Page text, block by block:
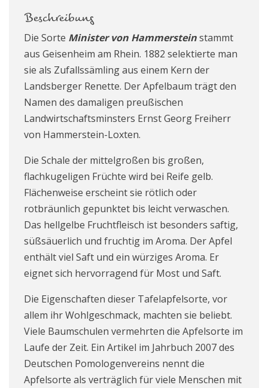
Beschreibung
Die Sorte Minister von Hammersteinstammt
aus Geisenheim am Rhein. 1882 selektierte man
sie als Zufallssämling aus einem Kern der
Landsberger Renette. Der Apfelbaum trägt den
Namen des damaligen preußischen
Landwirtschaftsminsters Ernst Georg Freiherr
von Hammerstein-Loxten.
Die Schale der mittelgroßen bis großen,
flachkugeligen Früchte wird bei Reife gelb.
Flächenweise erscheint sie rötlich oder
rotbräunlich gepunktet bis leicht verwaschen.
Das hellgelbe Fruchtfleisch ist besonders saftig,
süßsäuerlich und fruchtig im Aroma. Der Apfel
enthält viel Saft und ein würziges Aroma. Er
eignet sich hervorragend für Most und Saft.
Die Eigenschaften dieser Tafelapfelsorte, vor
allem ihr Wohlgeschmack, machten sie beliebt.
Viele Baumschulen vermehrten die Apfelsorte im
Laufe der Zeit. Ein Artikel im Jahrbuch 2007 des
Deutschen Pomologenvereins nennt die
Apfelsorte als verträglich für viele Menschen mit